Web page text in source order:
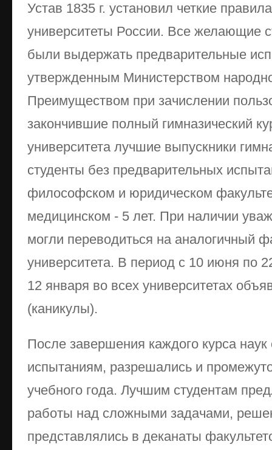
Устав 1835 г. установил четкие
университеты России. Все желающие
были выдержать предварительные
утвержденным Министерством
Преимуществом при зачислении
закончившие полный гимназический
университета лучшие выпускники
студенты без предварительных
философском и юридическом
медицинском - 5 лет. При наличии
могли переводиться на аналогичный
университета. В период с 10 июня по
12 января во всех университетах
(каникулы).
После завершения каждого курса
испытаниям, разрешались и
учебного года. Лучшим студентам
работы над сложными задачами,
представлялись в деканаты